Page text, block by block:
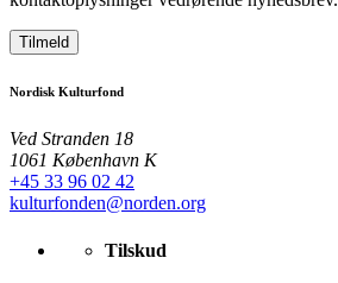
Tilmeld
Nordisk Kulturfond
Ved Stranden 18
1061 København K
+45 33 96 02 42
kulturfonden@norden.org
Tilskud